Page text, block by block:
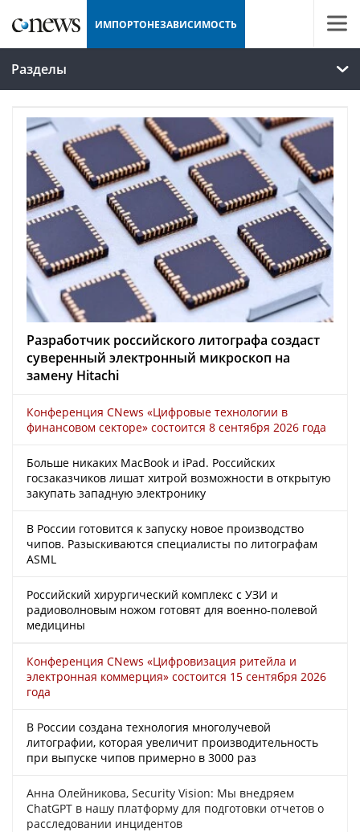
ИМПОРТОНЕЗАВИСИМОСТЬ
Разделы
Разработчик российского литографа создаст
суверенный электронный микроскоп на
замену Hitachi
Конференция CNews «Цифровые технологии в
финансовом секторе» состоится 8 сентября 2026 года
Больше никаких MacBook и iPad. Российских
госзаказчиков лишат хитрой возможности в открытую
закупать западную электронику
В России готовится к запуску новое производство
чипов. Разыскиваются специалисты по литографам
ASML
Российский хирургический комплекс с УЗИ и
радиоволновым ножом готовят для военно-полевой
медицины
Конференция CNews «Цифровизация ритейла и
электронная коммерция» состоится 15 сентября 2026
года
В России создана технология многолучевой
литографии, которая увеличит производительность
при выпуске чипов примерно в 3000 раз
Анна Олейникова, Security Vision: Мы внедряем
ChatGPT в нашу платформу для подготовки отчетов о
расследовании инцидентов